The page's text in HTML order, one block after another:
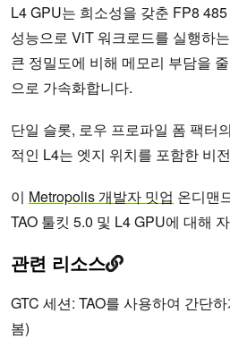
L4 GPU는 희소성을 갖춘 FP8
성능으로 ViT 워크로드를 실행하
큰 정밀도에 비해 메모리 부담을
으로 가속화합니다.
단일 슬롯, 로우 프로파일 폼 팩터
적인 L4는 엣지 위치를 포함한 비
이 Metropolis 개발자 밋업 온디맨
TAO 툴킷 5.0 및 L4 GPU에 대해
관련 리소스
GTC 세션: TAO를 사용하여 간단
봄)